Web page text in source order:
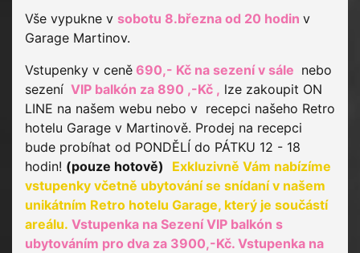
Vše vypukne v sobotu 8.března od 20 hodin v
Garage Martinov.
Vstupenky v ceně 690,- Kč na sezení v sále nebo
sezení VIP balkón za 890 ,-Kč , lze zakoupit ON
LINE na našem webu nebo v recepci našeho Retro
hotelu Garage v Martinově. Prodej na recepci
bude probíhat od PONDĚLÍ do PÁTKU 12 - 18
hodin! (pouze hotově)
Exkluzivně Vám nabízíme
vstupenky včetně ubytování se snídaní v našem
unikátním Retro hotelu Garage, který je součástí
areálu. Vstupenka na Sezení VIP balkón s
ubytováním pro dva za 3900,-Kč. Vstupenka na